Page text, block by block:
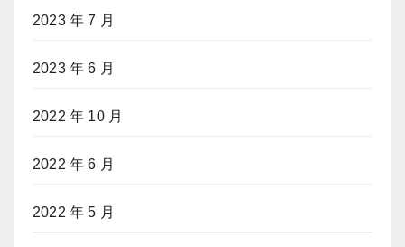
2023 年 7 月
2023 年 6 月
2022 年 10 月
2022 年 6 月
2022 年 5 月